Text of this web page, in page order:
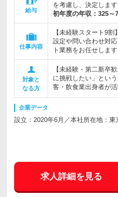
給与
を考慮し、決定しま
初年度の年収： 325～
仕事内容
【未経験スタート9
設定や問い合わせ対
ト業務をお任せします
対象と
なる方
【未経験・第二新卒
に挑戦したい」とい
客・飲食業出身者が活
企業データ
設立：2020年6月／本社所在地：東
求人詳細を見る